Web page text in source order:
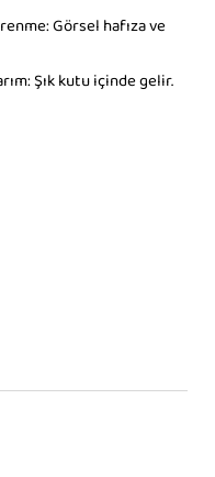
Görsel hafıza ve
Şık kutu içinde gelir.